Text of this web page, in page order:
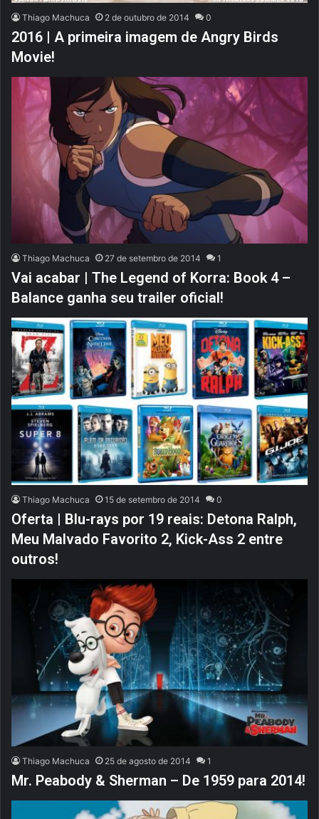
Thiago Machuca 2 de outubro de 2014 0
2016 | A primeira imagem de Angry Birds
Movie!
Thiago Machuca 27 de setembro de 2014 1
Vai acabar | The Legend of Korra: Book 4 –
Balance ganha seu trailer oficial!
Thiago Machuca 15 de setembro de 2014 0
Oferta | Blu-rays por 19 reais: Detona Ralph,
Meu Malvado Favorito 2, Kick-Ass 2 entre
outros!
Thiago Machuca 25 de agosto de 2014 1
Mr. Peabody & Sherman – De 1959 para 2014!